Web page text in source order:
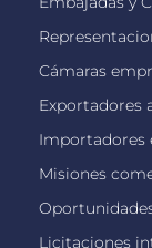
Cámaras
Exportadores
Importadores
Misiones
Licitaciones